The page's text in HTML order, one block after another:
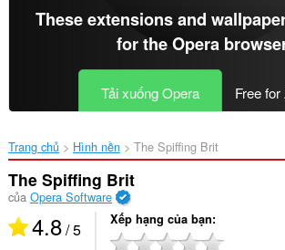
These extensions and
for theOpera
Tải xuống Opera Free
Trang chủ Hình nền The Spiffing Brit‎
The Spiffing Brit
của Opera Software
4.8/ 5 Xếp hạng của bạn